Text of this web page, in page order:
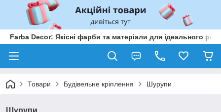
Farba Decor: Якісні фарби та матеріали для ідеального
Товари Будівельне кріплення Шурупи
Шурупи